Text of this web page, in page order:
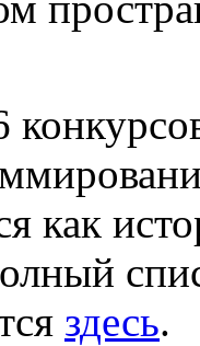
как
здесь.